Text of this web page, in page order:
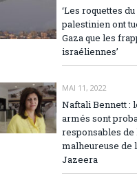
‘Les roquettes
palestinien ont
Gaza que les
israéliennes’
MAI 11, 2022
Naftali Bennett :
armés sont
responsables
malheureuse de
Jazeera